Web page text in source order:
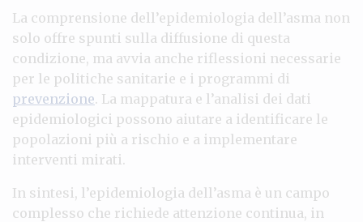
La comprensione dell’epidemiologia dell’asma non
solo offre spunti sulla diffusione di questa
condizione, ma avvia anche riflessioni necessarie
per le politiche sanitarie e i programmi di
prevenzione. La mappatura e l’analisi dei dati
epidemiologici possono aiutare a identificare le
popolazioni più a rischio e a implementare
interventi mirati.
In sintesi, l’epidemiologia dell’asma è un campo
complesso che richiede attenzione continua, in